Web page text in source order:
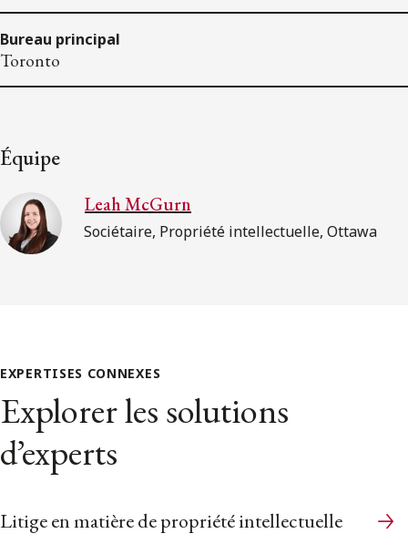
Bureau principal
Toronto
Équipe
Leah McGurn
Sociétaire, Propriété intellectuelle, Ottawa
EXPERTISES CONNEXES
Explorer les solutions
d’experts
Litige en matière de propriété intellectuelle